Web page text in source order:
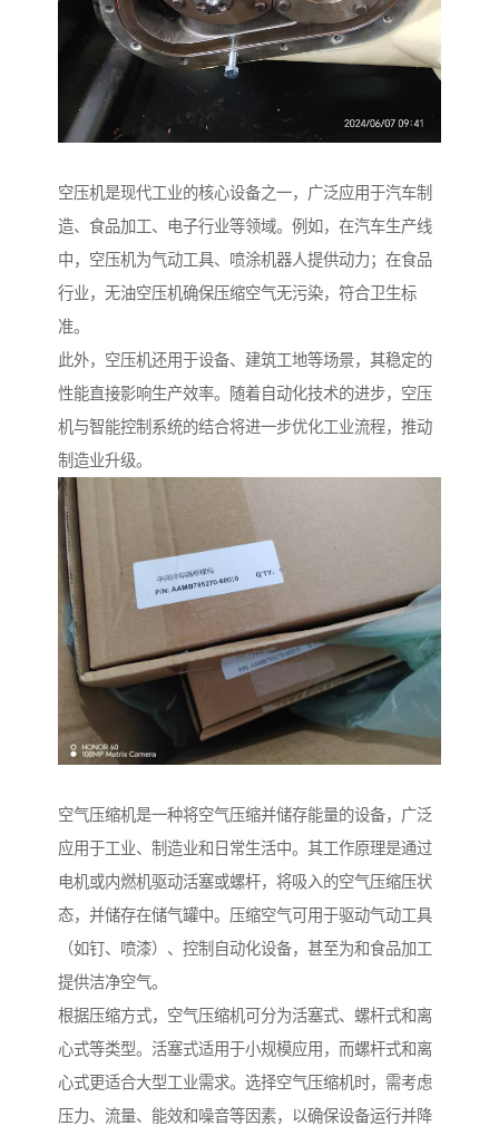
空压机是现代工业的核心设备之一，广泛应用于汽车制
造、食品加工、电子行业等领域。例如，在汽车生产线
中，空压机为气动工具、喷涂机器人提供动力；在食品
行业，无油空压机确保压缩空气无污染，符合卫生标
准。
此外，空压机还用于设备、建筑工地等场景，其稳定的
性能直接影响生产效率。随着自动化技术的进步，空压
机与智能控制系统的结合将进一步优化工业流程，推动
制造业升级。
空气压缩机是一种将空气压缩并储存能量的设备，广泛
应用于工业、制造业和日常生活中。其工作原理是通过
电机或内燃机驱动活塞或螺杆，将吸入的空气压缩压状
态，并储存在储气罐中。压缩空气可用于驱动气动工具
（如钉、喷漆）、控制自动化设备，甚至为和食品加工
提供洁净空气。
根据压缩方式，空气压缩机可分为活塞式、螺杆式和离
心式等类型。活塞式适用于小规模应用，而螺杆式和离
心式更适合大型工业需求。选择空气压缩机时，需考虑
压力、流量、能效和噪音等因素，以确保设备运行并降